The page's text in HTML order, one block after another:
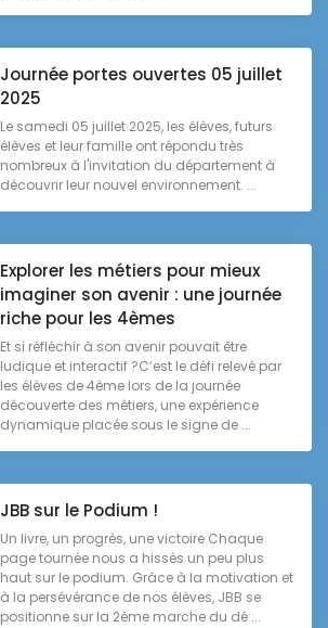
Journée portes ouvertes 05 juillet
2025
Le samedi 05 juillet 2025, les élèves, futurs
élèves et leur famille ont répondu très
nombreux à l'invitation du département à
découvrir leur nouvel environnement. ...
Explorer les métiers pour mieux
imaginer son avenir : une journée
riche pour les 4èmes
Et si réfléchir à son avenir pouvait être
ludique et interactif ?C’est le défi relevé par
les élèves de 4ème lors de la journée
découverte des métiers, une expérience
dynamique placée sous le signe de ...
JBB sur le Podium !
Un livre, un progrès, une victoire Chaque
page tournée nous a hissés un peu plus
haut sur le podium. Grâce à la motivation et
à la persévérance de nos élèves, JBB se
positionne sur la 2ème marche du dé ...